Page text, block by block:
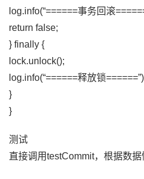
log.info(“======事务回滚
return false;
} finally {
lock.unlock();
log.info(“======释放锁
}
}
测试
直接调用testCommit，根据数